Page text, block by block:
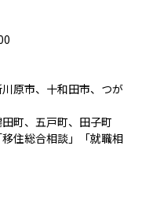
原市、十和田市、つが
町、五戸町、田子町
住総合相談」「就職相